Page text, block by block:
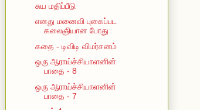
சுய மதிப்பீடு
எனது மனைவி புகைப்பட
கலைஞியான போது
கதை - டிவிடி விமர்சனம்
ஒரு ஆராய்ச்சியாளனின்
பாதை - 8
ஒரு ஆராய்ச்சியாளனின்
பாதை - 7